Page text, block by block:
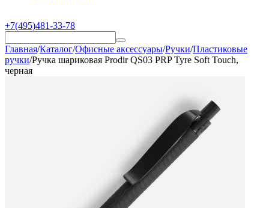
+7(495)481-33-78
Главная/Каталог/Офисные аксессуары/Ручки/Пластиковые
ручки/Ручка шариковая Prodir QS03 PRP Tyre Soft Touch,
черная